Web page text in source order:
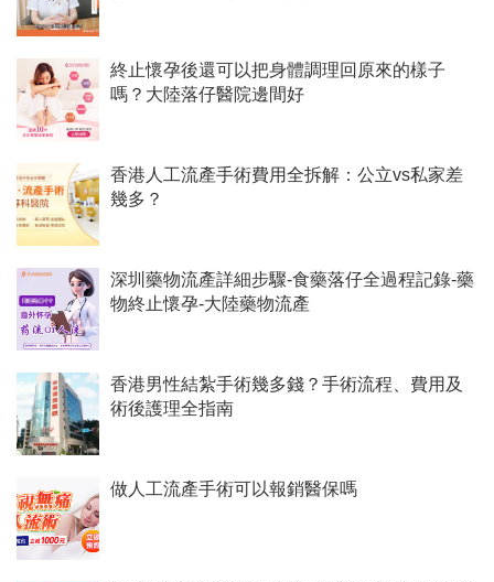
終止懷孕後還可以把身體調理回原來的樣子
嗎？大陸落仔醫院邊間好
香港人工流產手術費用全拆解：公立vs私家差
幾多？
深圳藥物流產詳細步驟-食藥落仔全過程記錄-藥
物終止懷孕-大陸藥物流產
香港男性結紮手術幾多錢？手術流程、費用及
術後護理全指南
做人工流產手術可以報銷醫保嗎